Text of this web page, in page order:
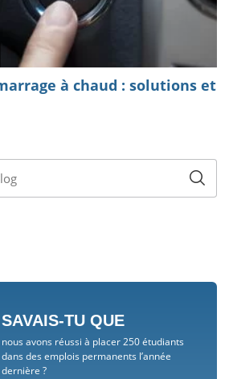
SAVAIS-TU QUE
nous avons réussi à placer 250 étudiants
dans des emplois permanents l’année
dernière ?